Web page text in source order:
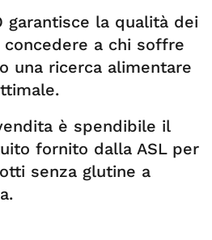
garantisce la qualità dei
a chi soffre
una ricerca alimentare
è spendibile il
fornito dalla ASL per
senza glutine a